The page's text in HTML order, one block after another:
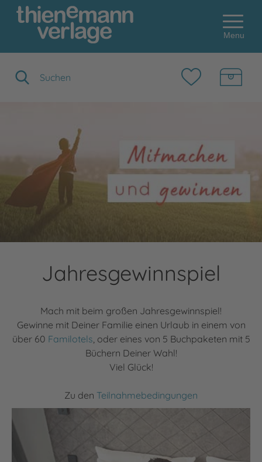
Menu
Jahresgewinnspiel
Mach mit beim großen Jahresgewinnspiel!
Gewinne mit Deiner Familie einen Urlaub in einem von
über 60 Familotels , oder eines von 5 Buchpaketen mit 5
Büchern Deiner Wahl!
Viel Glück!
Zu den Teilnahmebedingungen